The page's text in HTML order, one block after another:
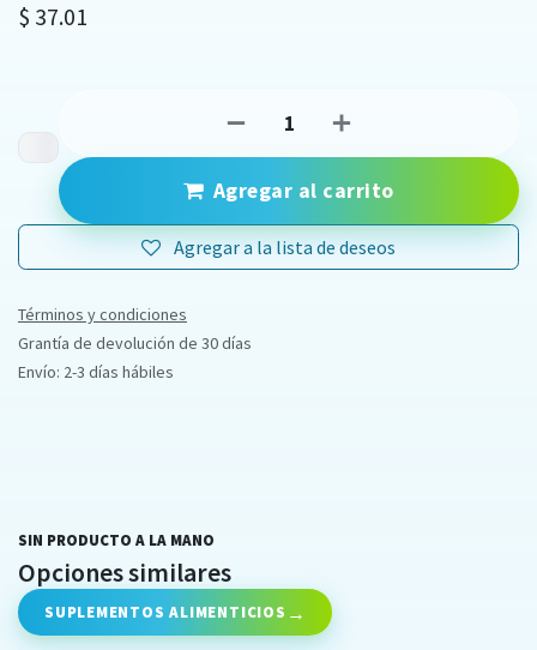
$ 37.01
Agregar al carrito
Agregar a la lista de deseos
Términos y condiciones
Grantía de devolución de 30 días
Envío: 2-3 días hábiles
SIN PRODUCTO A LA MANO
Opciones similares
SUPLEMENTOS ALIMENTICIOS